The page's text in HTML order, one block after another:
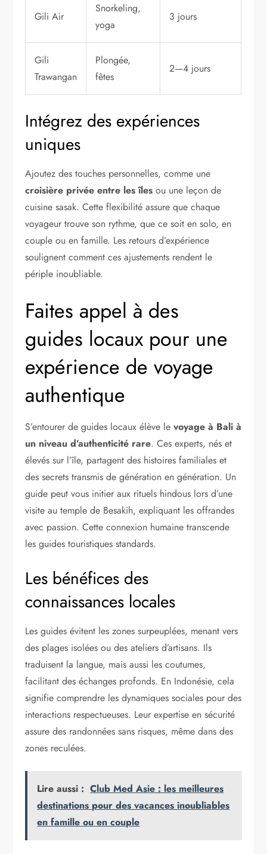
Gili Air
Snorkeling,
yoga
3 jours
Gili
Trawangan
Plongée,
fêtes
2—4 jours
Intégrez des expériences
uniques
Ajoutez des touches personnelles, comme une
croisière privée entre les îles ou une leçon de
cuisine sasak. Cette flexibilité assure que chaque
voyageur trouve son rythme, que ce soit en solo, en
couple ou en famille. Les retours d’expérience
soulignent comment ces ajustements rendent le
périple inoubliable.
Faites appel à des
guides locaux pour une
expérience de voyage
authentique
S’entourer de guides locaux élève levoyage à Bali à
un niveau d’authenticité rare. Ces experts, nés et
élevés sur l’île, partagent des histoires familiales et
des secrets transmis de génération en génération. Un
guide peut vous initier aux rituels hindous lors d’une
visite au temple de Besakih, expliquant les offrandes
avec passion. Cette connexion humaine transcende
les guides touristiques standards.
Les bénéfices des
connaissances locales
Les guides évitent les zones surpeuplées, menant vers
des plages isolées ou des ateliers d’artisans. Ils
traduisent la langue, mais aussi les coutumes,
facilitant des échanges profonds. En Indonésie, cela
signifie comprendre les dynamiques sociales pour des
interactions respectueuses. Leur expertise en sécurité
assure des randonnées sans risques, même dans des
zones reculées.
Lire aussi : Club Med Asie : les meilleures
destinations pour des vacances inoubliables
en famille ou en couple